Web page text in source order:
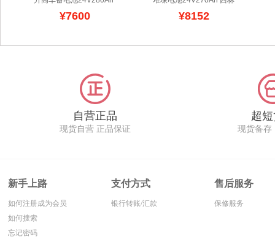
友佳叉车PBS20电瓶生产
厂家
¥7600
叉车12-3PZS270专用电
瓶
¥8152
自营正品
现货自营 正品保证
超
现货备存
新手上路
如何注册成为会员
如何搜索
忘记密码
支付方式
银行转账/汇款
售后服务
保修服务